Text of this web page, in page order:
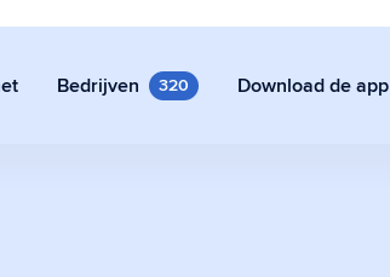
en andere
Bedrijven 320 Download de app